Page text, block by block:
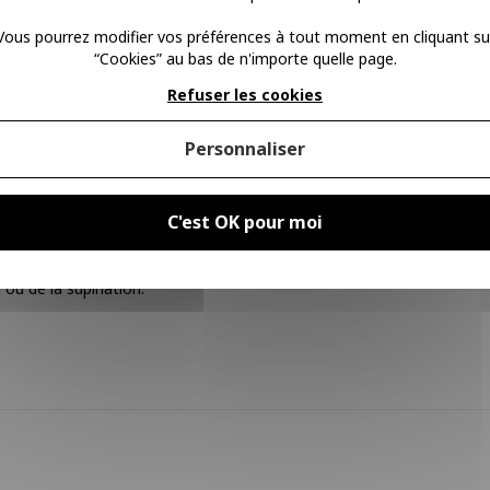
de la cheville ;
avec la chaussure.
faut-il utiliser la chevillère Airloc
de la supination.
pourrez modifier vos préférences à tout moment en cliquant
“Cookies” au bas de n'importe quelle page.
C'est OK pour moi
Refuser les cookies
Personnaliser